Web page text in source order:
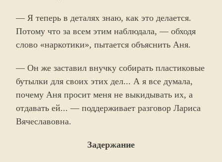
— Я теперь в деталях знаю, как это делается.
Потому что за всем этим наблюдала, — обходя
слово «наркотики», пытается объяснить Аня.
— Он же заставил внучку собирать пластиковые
бутылки для своих этих дел... А я все думала,
почему Аня просит меня не выкидывать их, а
отдавать ей... — поддерживает разговор Лариса
Вячеславовна.
Задержание